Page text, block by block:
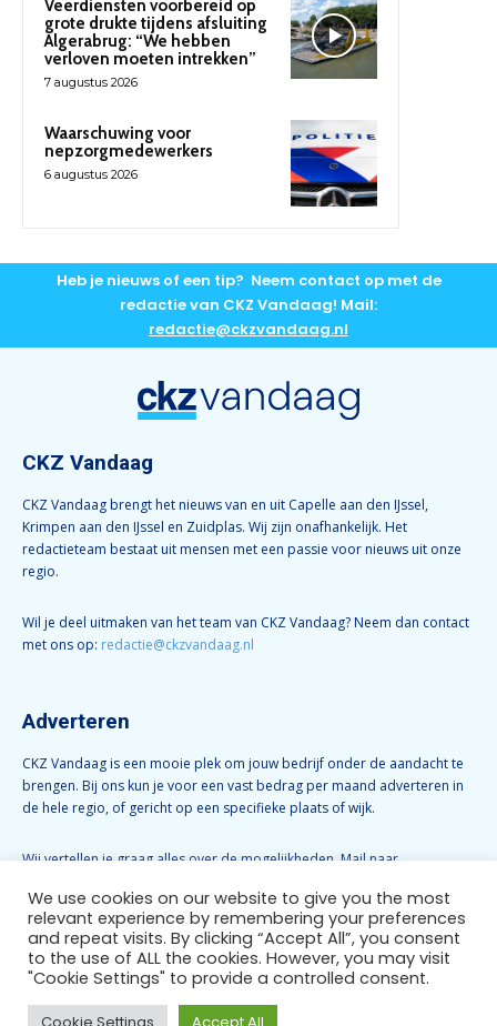
Veerdiensten voorbereid op
grote drukte tijdens afsluiting
Algerabrug: “We hebben
verloven moeten intrekken”
7 augustus 2026
Waarschuwing voor
nepzorgmedewerkers
6 augustus 2026
Heb je nieuws of een tip? Neem contact op met de
redactie van CKZ Vandaag! Mail:
redactie@ckzvandaag.nl
CKZ Vandaag
CKZ Vandaag brengt het nieuws van en uit Capelle aan den IJssel,
Krimpen aan den IJssel en Zuidplas. Wij zijn onafhankelijk. Het
redactieteam bestaat uit mensen met een passie voor nieuws uit onze
regio.
Wil je deel uitmaken van het team van CKZ Vandaag? Neem dan contact
met ons op: redactie@ckzvandaag.nl
Adverteren
CKZ Vandaag is een mooie plek om jouw bedrijf onder de aandacht te
brengen. Bij ons kun je voor een vast bedrag per maand adverteren in
de hele regio, of gericht op een specifieke plaats of wijk.
Wij vertellen je graag alles over de mogelijkheden. Mail naar
Volg CKZ Vandaag
We use cookies on our website to give you the most
relevant experience by remembering your preferences
and repeat visits. By clicking “Accept All”, you consent
to the use of ALL the cookies. However, you may visit
"Cookie Settings" to provide a controlled consent.